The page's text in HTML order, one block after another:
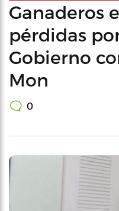
Ganaderos
pérdidas
Gobierno
Mon
0